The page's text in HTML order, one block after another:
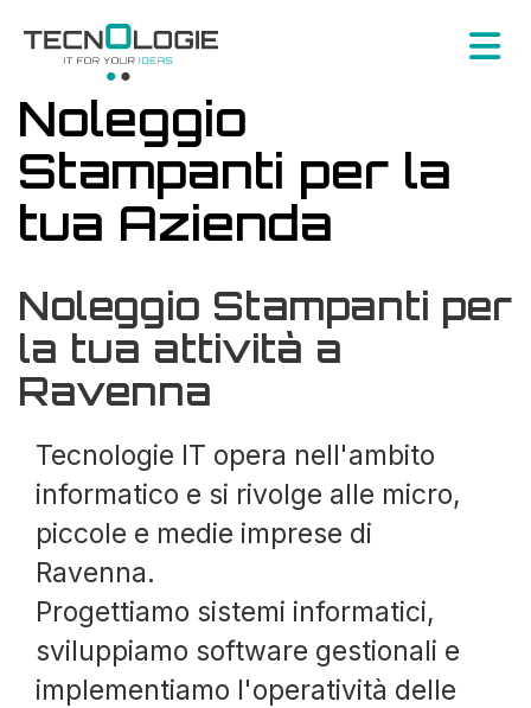
Noleggio
Stampanti per la
tua Azienda
Noleggio Stampanti per
la tua attività a
Ravenna
Tecnologie IT opera nell'ambito
informatico e si rivolge alle micro,
piccole e medie imprese di
Ravenna.
Progettiamo sistemi informatici,
sviluppiamo software gestionali e
implementiamo l'operatività delle